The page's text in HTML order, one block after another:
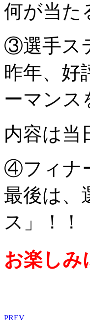
何が当た
③選手ス
昨年、好
ーマンス
内容は当
④フィナ
最後は、
ス」！！
お楽しみ
PREV